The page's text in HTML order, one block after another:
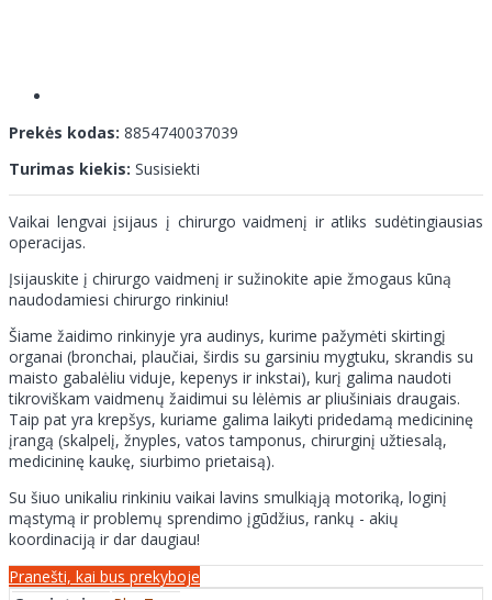
Prekės kodas: 8854740037039
Turimas kiekis: Susisiekti
Vaikai lengvai įsijaus į chirurgo vaidmenį ir atliks sudėtingiausias
operacijas.
Įsijauskite į chirurgo vaidmenį ir sužinokite apie žmogaus kūną
naudodamiesi chirurgo rinkiniu!
Šiame žaidimo rinkinyje yra audinys, kurime pažymėti skirtingį
organai (bronchai, plaučiai, širdis su garsiniu mygtuku, skrandis su
maisto gabalėliu viduje, kepenys ir inkstai), kurį galima naudoti
tikroviškam vaidmenų žaidimui su lėlėmis ar pliušiniais draugais.
Taip pat yra krepšys, kuriame galima laikyti pridedamą medicininę
įrangą (skalpelį, žnyples, vatos tamponus, chirurginį užtiesalą,
medicininę kaukę, siurbimo prietaisą).
Su šiuo unikaliu rinkiniu vaikai lavins smulkiąją motoriką, loginį
mąstymą ir problemų sprendimo įgūdžius, rankų - akių
koordinaciją ir dar daugiau!
Pranešti, kai bus prekyboje